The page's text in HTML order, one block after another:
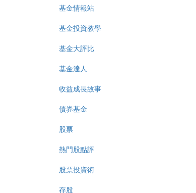
基金情報站
基金投資教學
基金大評比
基金達人
收益成長故事
債券基金
股票
熱門股點評
股票投資術
存股